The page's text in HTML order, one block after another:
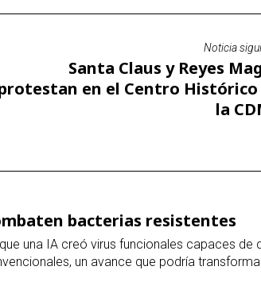
bacterias resistentes
un avance que podría transformar
42 mil millones de dólares